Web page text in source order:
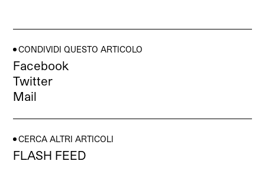
CONDIVIDI QUESTO ARTICOLO
Facebook
Twitter
Mail
CERCA ALTRI ARTICOLI
FLASH FEED